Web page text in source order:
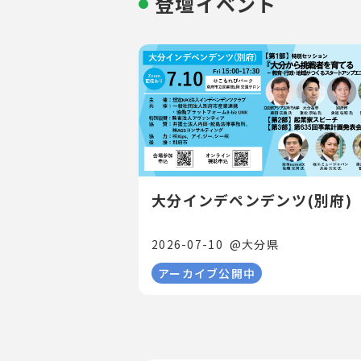
大分インデペンデンツ(別府)
2026-07-10 @大分県
アーカイブ公開中